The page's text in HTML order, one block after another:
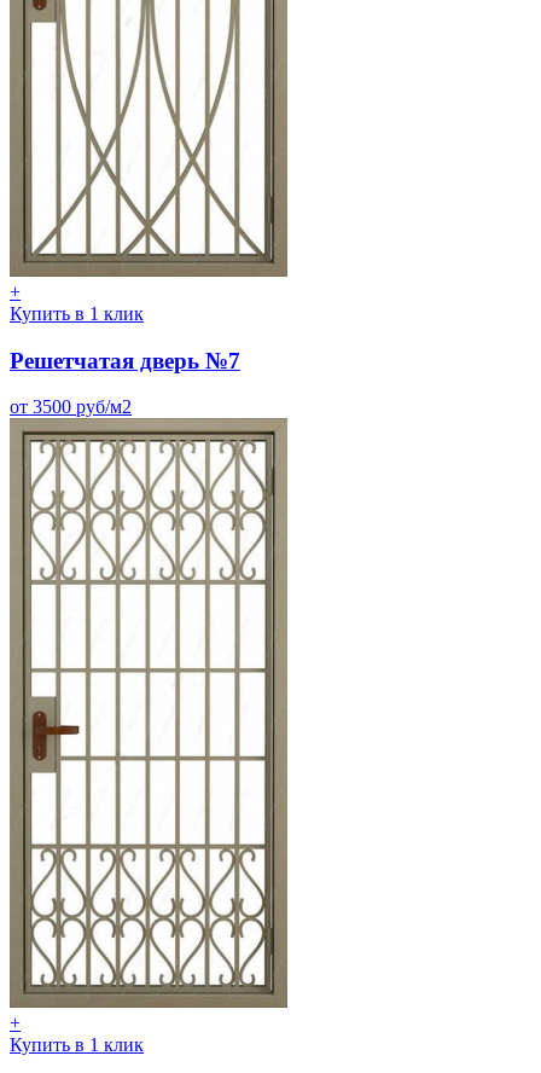
+
Купить в 1 клик
Решетчатая дверь №7
от 3500 руб/м2
+
Купить в 1 клик